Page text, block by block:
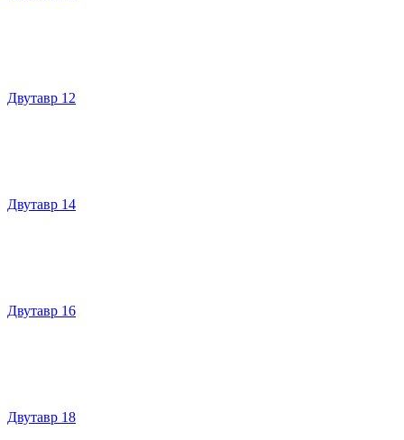
Двутавр 12
Двутавр 14
Двутавр 16
Двутавр 18